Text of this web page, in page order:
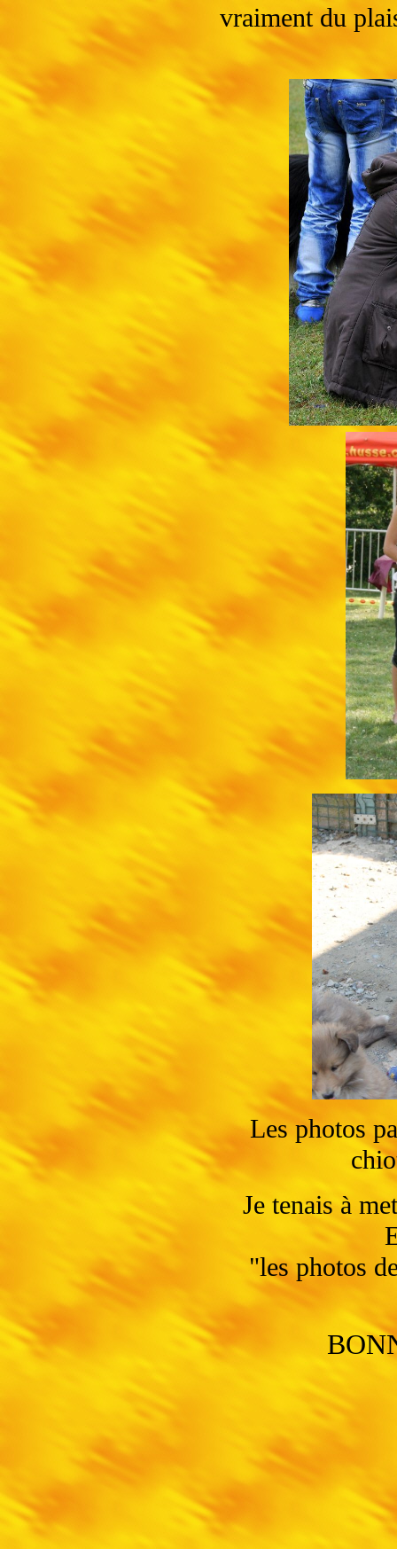
vraiment du
Les photos
Je tenais à
"les photos